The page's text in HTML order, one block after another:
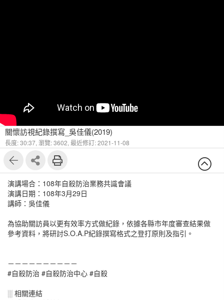
關懷訪視紀錄撰寫_吳佳儀(2019)
長度: 30:37, 瀏覽: 3602, 最近修訂: 2021-11-08
演講場合：108年自殺防治業務共識會議
演講日期：108年3月29日
講師：吳佳儀
為協助關訪員以更有效率方式做紀錄，依據各縣市年度審查結果做
參考資料，將研討S.O.A.P紀錄撰寫格式之登打原則及指引。
－－－－－－－－－－
#自殺防治 #自殺防治中心 #自殺
░ 相關連結